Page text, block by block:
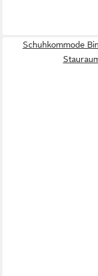
Schuhkommode